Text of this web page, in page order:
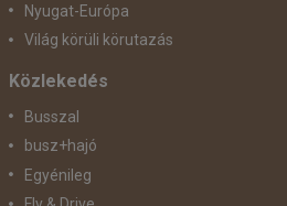
Nyugat-Európa
Világ körüli körutazás
Közlekedés
Busszal
busz+hajó
Egyénileg